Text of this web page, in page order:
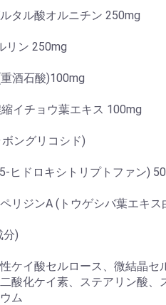
タル酸オルニチン 250mg
ン 250mg
酒石酸)100mg
イチョウ葉エキス 100mg
ングリコシド)
ヒドロキシトリプトファン)
リジンA (トウゲシバ葉エキス
分)
ケイ酸セルロース、微結晶セ
酸化ケイ素、ステアリン酸、
ム